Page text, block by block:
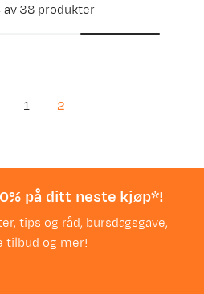
av 38 produkter
1 2
på ditt neste kjøp*!
tips og råd, bursdagsgave,
tilbud og mer!